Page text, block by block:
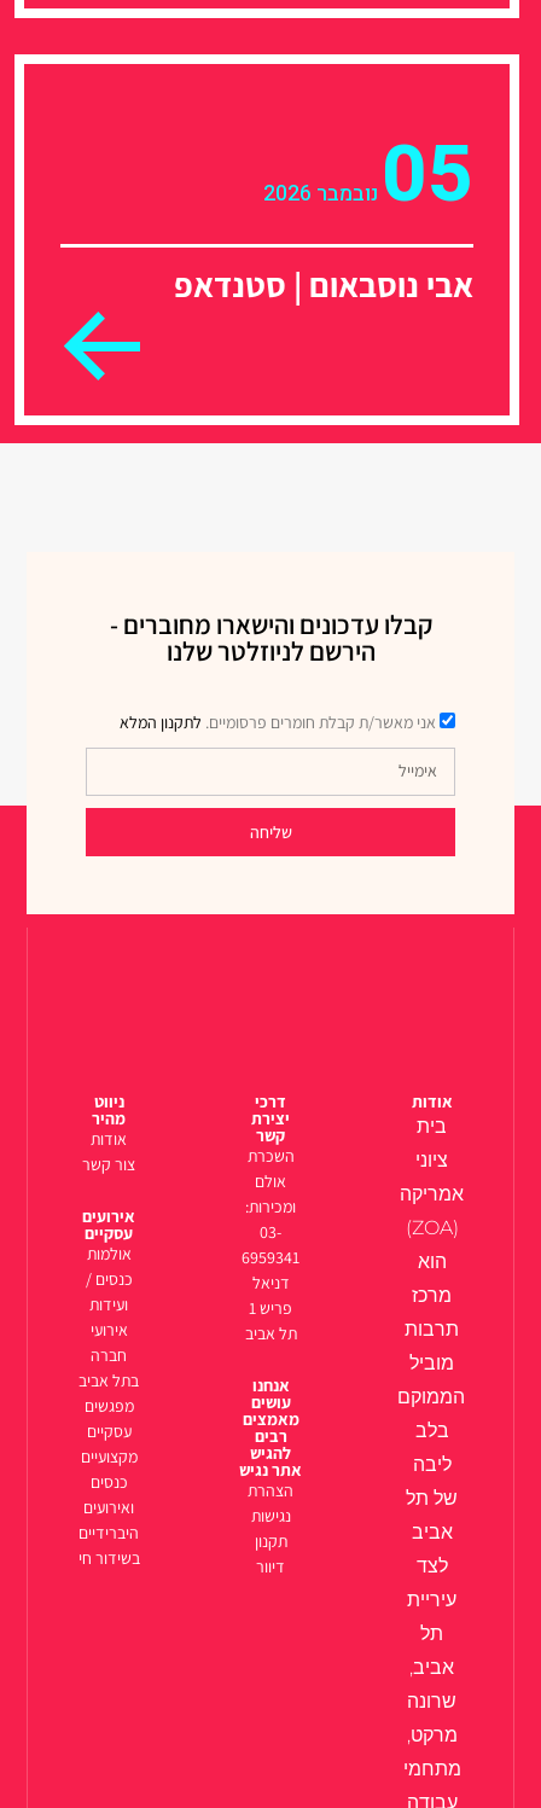
05 נובמבר 2026
אבי נוסבאום | סטנדאפ
קבלו עדכונים והישארו מחוברים -
הירשם לניוזלטר שלנו
אני מאשר/ת קבלת חומרים פרסומיים. לתקנון המלא
שליחה
אודות
בית
ציוני
אמריקה
(ZOA)
הוא
מרכז
תרבות
מוביל
הממוקם
בלב
ליבה
של תל
אביב
לצד
עיריית
תל
אביב,
שרונה
מרקט,
מתחמי
עבודה
דרכי
יצירת
קשר
השכרת
אולם
ומכירות:
03-
6959341
דניאל
פריש 1
תל אביב
אנחנו
עושים
מאמצים
רבים
להגיש
אתר נגיש
הצהרת
נגישות
תקנון
דיוור
ניווט
מהיר
אודות
צור קשר
אירועים
עסקיים
אולמות
כנסים /
ועידות
אירועי
חברה
בתל אביב
מפגשים
עסקיים
מקצועיים
כנסים
ואירועים
היברידיים
בשידור חי